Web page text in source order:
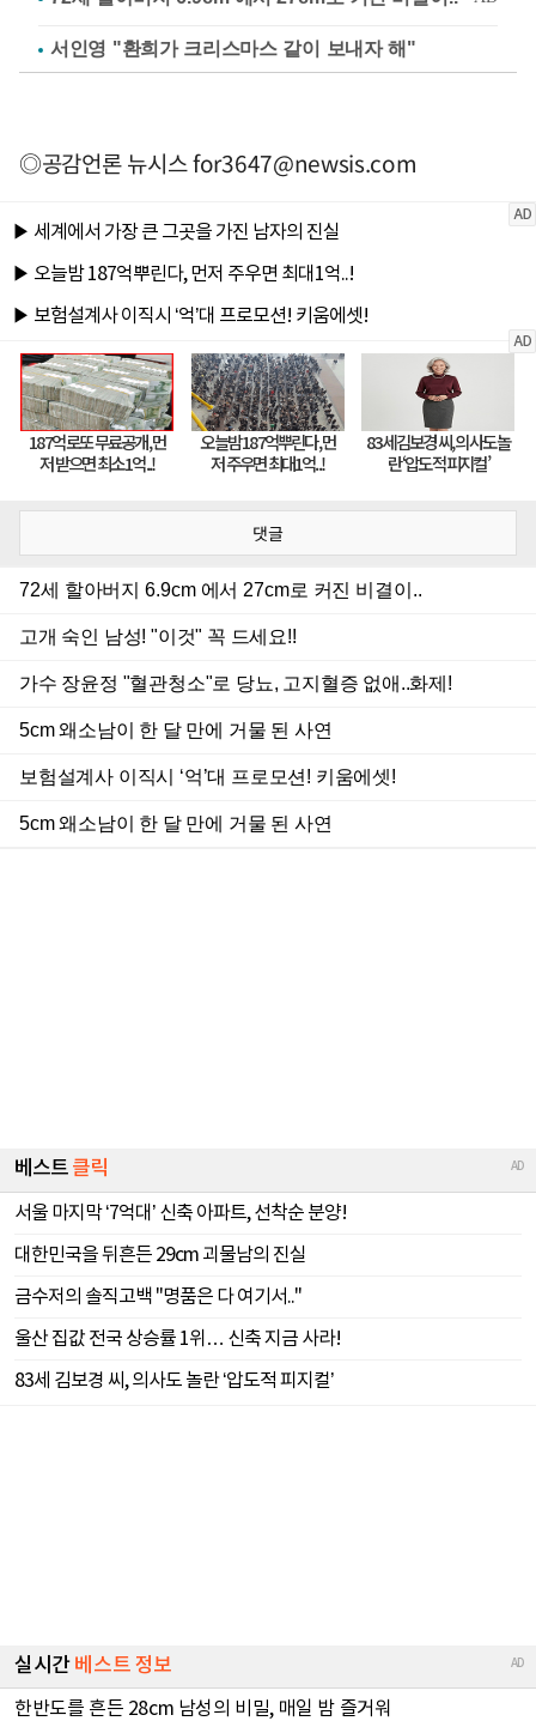
서인영 "환희가 크리스마스 같이 보내자 해"
◎공감언론 뉴시스for3647@newsis.com
댓글